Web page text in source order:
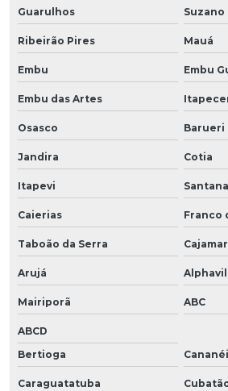
Guarulhos Suzano
Ribeirão Pires Mauá
Embu Embu
Embu das Artes
Osasco Barueri
Jandira Cotia
Itapevi
Caierias Franco
Taboão da Serra Cajamar
Arujá
Mairiporã ABC
ABCD
Bertioga
Caraguatatuba